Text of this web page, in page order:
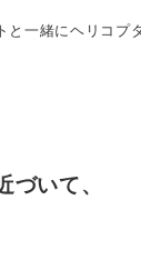
一緒にヘリコプ
いて、